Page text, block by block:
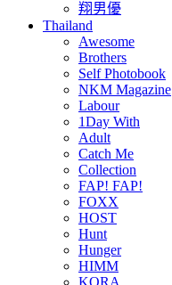
翔男優
Thailand
Awesome
Brothers
Self Photobook
NKM Magazine
Labour
1Day With
Adult
Catch Me
Collection
FAP! FAP!
FOXX
HOST
Hunt
Hunger
HIMM